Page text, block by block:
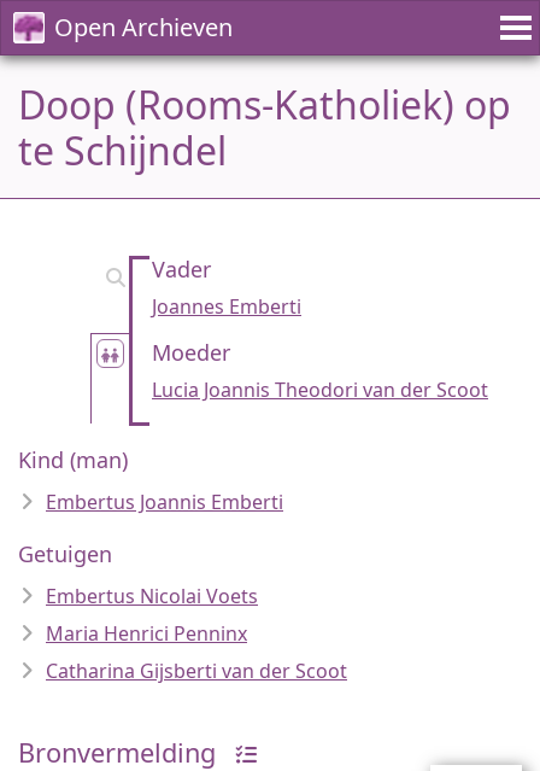
Open Archieven
Doop (Rooms-Katholiek) op
te Schijndel
Vader
Joannes Emberti
Moeder
Lucia Joannis Theodori van der Scoot
Kind (man)
Embertus Joannis Emberti
Getuigen
Embertus Nicolai Voets
Maria Henrici Penninx
Catharina Gijsberti van der Scoot
Bronvermelding